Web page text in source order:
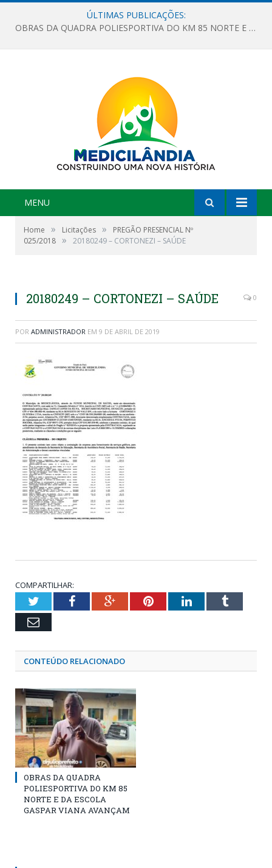
ÚLTIMAS PUBLICAÇÕES:
OBRAS DA QUADRA POLIESPORTIVA DO KM 85 NORTE E DA ESCOLA GASPAR VIANA AVANÇAM
MENU
Home » Licitações »
PREGÃO PRESENCIAL Nº
025/2018 » 20180249 – CORTONEZI – SAÚDE
20180249 – CORTONEZI – SAÚDE 0
POR ADMINISTRADOR EM 9 DE ABRIL DE 2019
COMPARTILHAR:
TwitterFacebookGoogle+PinterestLinkedInTumblr
Email
CONTEÚDO RELACIONADO
OBRAS DA QUADRA
POLIESPORTIVA DO KM 85
NORTE E DA ESCOLA
GASPAR VIANA AVANÇAM